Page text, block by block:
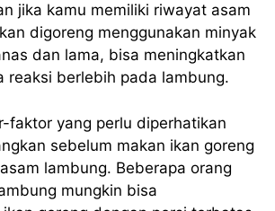
jika kamu memiliki riwayat asam
digoreng menggunakan minyak
dan lama, bisa meningkatkan
reaksi berlebih pada lambung.
faktor yang perlu diperhatikan
sebelum makan ikan goreng
lambung. Beberapa orang
mungkin bisa